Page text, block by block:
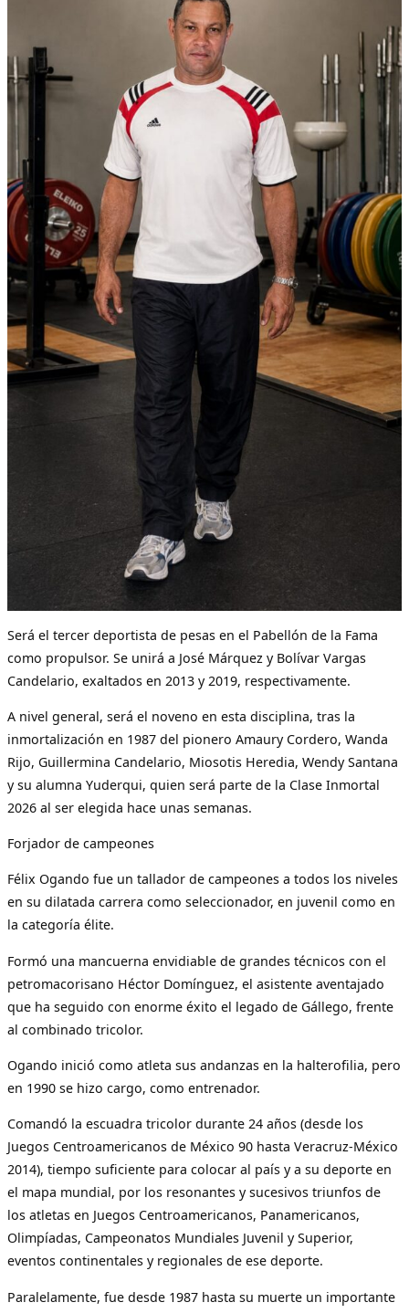
Será el tercer deportista de pesas en el Pabellón de la Fama
como propulsor. Se unirá a José Márquez y Bolívar Vargas
Candelario, exaltados en 2013 y 2019, respectivamente.
A nivel general, será el noveno en esta disciplina, tras la
inmortalización en 1987 del pionero Amaury Cordero, Wanda
Rijo, Guillermina Candelario, Miosotis Heredia, Wendy Santana
y su alumna Yuderqui, quien será parte de la Clase Inmortal
2026 al ser elegida hace unas semanas.
Forjador de campeones
Félix Ogando fue un tallador de campeones a todos los niveles
en su dilatada carrera como seleccionador, en juvenil como en
la categoría élite.
Formó una mancuerna envidiable de grandes técnicos con el
petromacorisano Héctor Domínguez, el asistente aventajado
que ha seguido con enorme éxito el legado de Gállego, frente
al combinado tricolor.
Ogando inició como atleta sus andanzas en la halterofilia, pero
en 1990 se hizo cargo, como entrenador.
Comandó la escuadra tricolor durante 24 años (desde los
Juegos Centroamericanos de México 90 hasta Veracruz-México
2014), tiempo suficiente para colocar al país y a su deporte en
el mapa mundial, por los resonantes y sucesivos triunfos de
los atletas en Juegos Centroamericanos, Panamericanos,
Olimpíadas, Campeonatos Mundiales Juvenil y Superior,
eventos continentales y regionales de ese deporte.
Paralelamente, fue desde 1987 hasta su muerte un importante